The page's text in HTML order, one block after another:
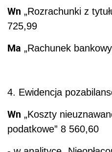
Wn „Rozrachunki z
725,99
Ma „Rachunek
4. Ewidencja
Wn „Koszty
podatkowe” 8 560,60